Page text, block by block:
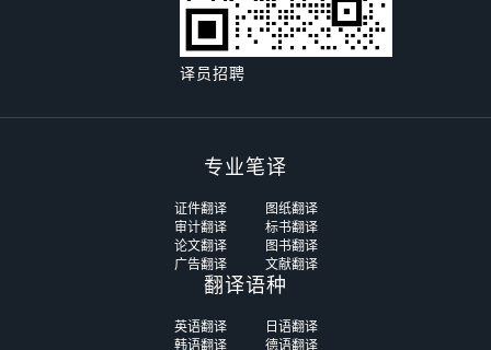
译员招聘
专业笔译
证件翻译
图纸翻译
审计翻译
标书翻译
论文翻译
图书翻译
广告翻译
文献翻译
翻译语种
英语翻译
日语翻译
韩语翻译
德语翻译